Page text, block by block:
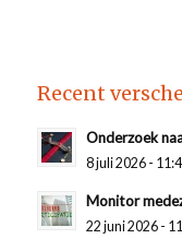
Recent
Onderzoek
8 juli 2026 -
Monitor
22 juni 2026 -